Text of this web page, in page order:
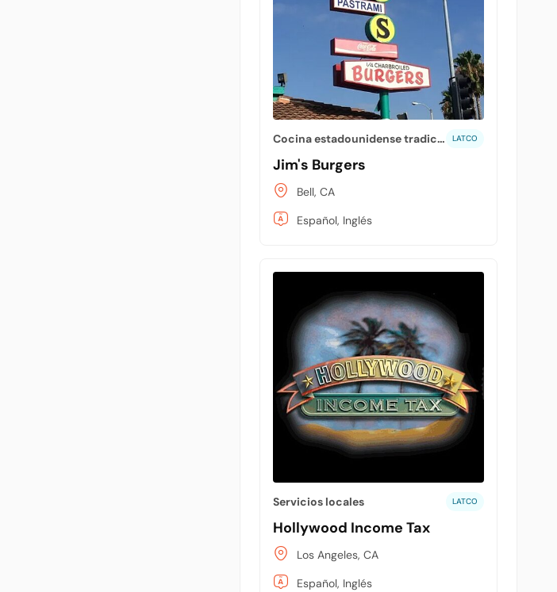
Cocina estadounidense tradicional LATCO
Jim's Burgers
Bell, CA
Español, Inglés
Servicios locales LATCO
Hollywood Income Tax
Los Angeles, CA
Español, Inglés